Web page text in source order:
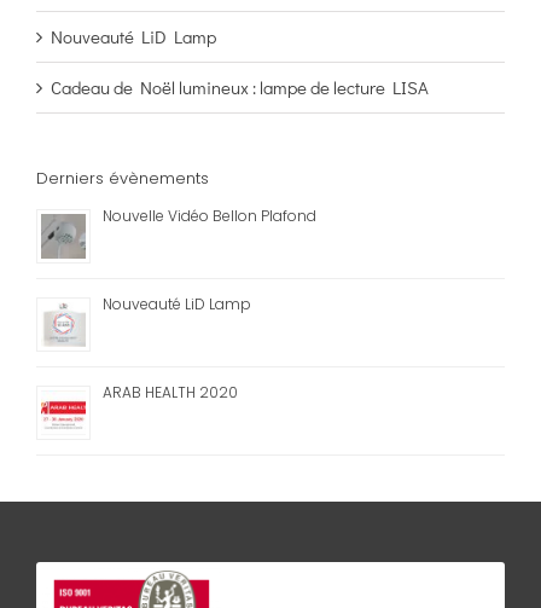
Nouveauté LiD Lamp
Cadeau de Noël lumineux : lampe de lecture LISA
Derniers évènements
Nouvelle Vidéo Bellon Plafond
Nouveauté LiD Lamp
ARAB HEALTH 2020